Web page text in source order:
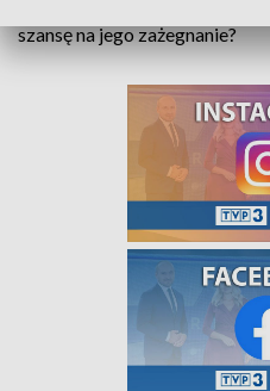
szansę na jego zażegnanie?